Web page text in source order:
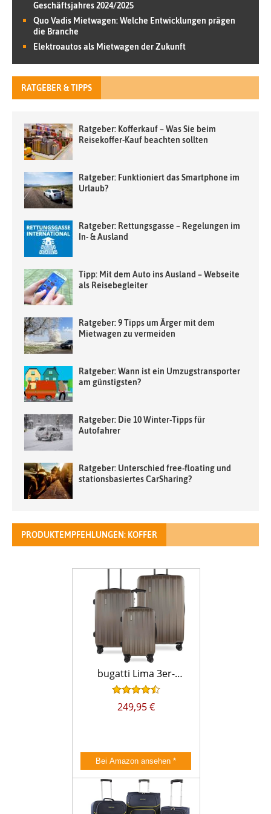
Geschäftsjahres 2024/2025
Quo Vadis Mietwagen: Welche Entwicklungen prägen
die Branche
Elektroautos als Mietwagen der Zukunft
RATGEBER & TIPPS
Ratgeber: Kofferkauf – Was Sie beim
Reisekoffer-Kauf beachten sollten
Ratgeber: Funktioniert das Smartphone im
Urlaub?
Ratgeber: Rettungsgasse – Regelungen im
In- & Ausland
Tipp: Mit dem Auto ins Ausland – Webseite
als Reisebegleiter
Ratgeber: 9 Tipps um Ärger mit dem
Mietwagen zu vermeiden
Ratgeber: Wann ist ein Umzugstransporter
am günstigsten?
Ratgeber: Die 10 Winter-Tipps für
Autofahrer
Ratgeber: Unterschied free-floating und
stationsbasiertes CarSharing?
PRODUKTEMPFEHLUNGEN: KOFFER
bugatti Lima 3er-
Hartschalen Kofferset
(S,M,L) 4 Rollen mit
249,95 €
Bei Amazon ansehen *